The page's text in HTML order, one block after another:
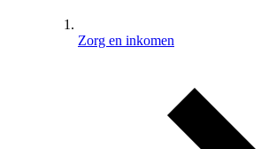
Zorg en inkomen